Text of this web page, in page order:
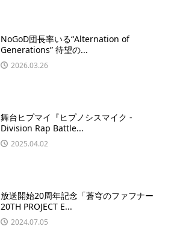
NoGoD団長率いる“Alternation of
Generations” 待望の...
2026.03.26
舞台ヒプマイ『ヒプノシスマイク -
Division Rap Battle...
2025.04.02
放送開始20周年記念「蒼穹のファフナー
20TH PROJECT E...
2024.07.05